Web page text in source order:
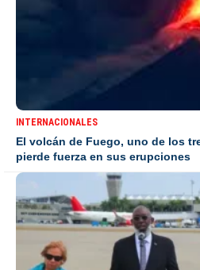
INTERNACIONALES
El volcán de Fuego, uno de los
pierde fuerza en sus erupciones